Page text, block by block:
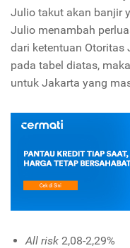
Julio takut akan banjir
Julio menambah
dari ketentuan Otoritas
pada tabel diatas,
untuk Jakarta yang
All risk2,08-2,29%